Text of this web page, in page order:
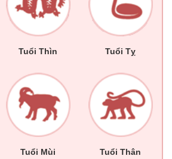
Tuổi Thìn Tuổi Tỵ
Tuổi Mùi Tuổi Thân